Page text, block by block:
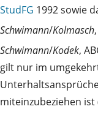
StudFG 1992 sowie
Schwimann/Kolmasch
Schwimann/Kodek,
gilt nur im
miteinzubeziehen ist